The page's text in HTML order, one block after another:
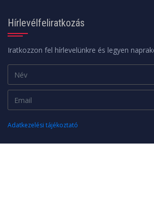
Hírlevélfeliratkozás
Iratkozzon fel hírlevelünkre és legyen
Adatkezelési tájékoztató